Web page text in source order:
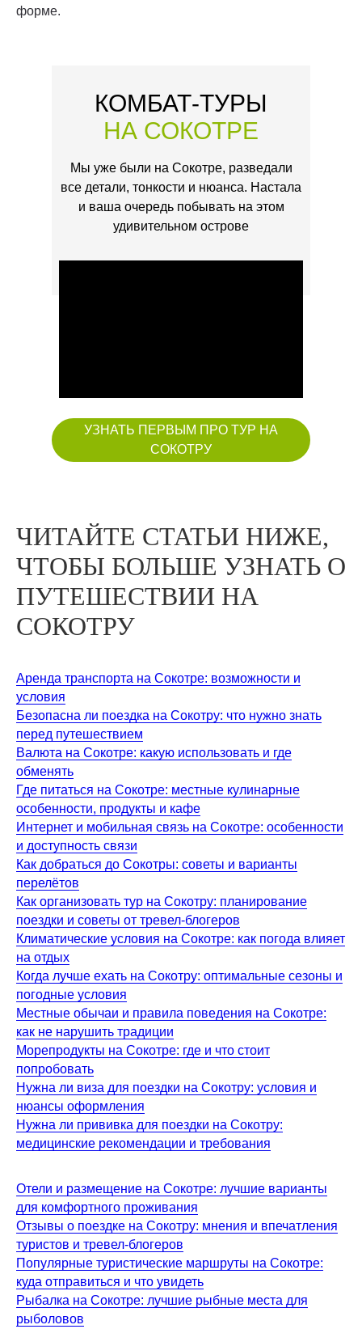
форме.
КОМБАТ-ТУРЫ
НА СОКОТРЕ
Мы уже были на Сокотре, разведали
все детали, тонкости и нюанса. Настала
и ваша очередь побывать на этом
удивительном острове
УЗНАТЬ ПЕРВЫМ ПРО ТУР НА
СОКОТРУ
ЧИТАЙТЕ СТАТЬИ НИЖЕ,
ЧТОБЫ БОЛЬШЕ УЗНАТЬ О
ПУТЕШЕСТВИИ НА
СОКОТРУ
Аренда транспорта на Сокотре: возможности и
условия
Безопасна ли поездка на Сокотру: что нужно знать
перед путешествием
Валюта на Сокотре: какую использовать и где
обменять
Где питаться на Сокотре: местные кулинарные
особенности, продукты и кафе
Интернет и мобильная связь на Сокотре: особенности
и доступность связи
Как добраться до Сокотры: советы и варианты
перелётов
Как организовать тур на Сокотру: планирование
поездки и советы от тревел-блогеров
Климатические условия на Сокотре: как погода влияет
на отдых
Когда лучше ехать на Сокотру: оптимальные сезоны и
погодные условия
Местные обычаи и правила поведения на Сокотре:
как не нарушить традиции
Морепродукты на Сокотре: где и что стоит
попробовать
Нужна ли виза для поездки на Сокотру: условия и
нюансы оформления
Нужна ли прививка для поездки на Сокотру:
медицинские рекомендации и требования
Отели и размещение на Сокотре: лучшие варианты
для комфортного проживания
Отзывы о поездке на Сокотру: мнения и впечатления
туристов и тревел-блогеров
Популярные туристические маршруты на Сокотре:
куда отправиться и что увидеть
Рыбалка на Сокотре: лучшие рыбные места для
рыболовов